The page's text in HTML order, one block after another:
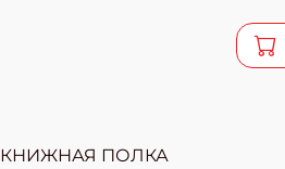
КНИЖНАЯ ПОЛКА